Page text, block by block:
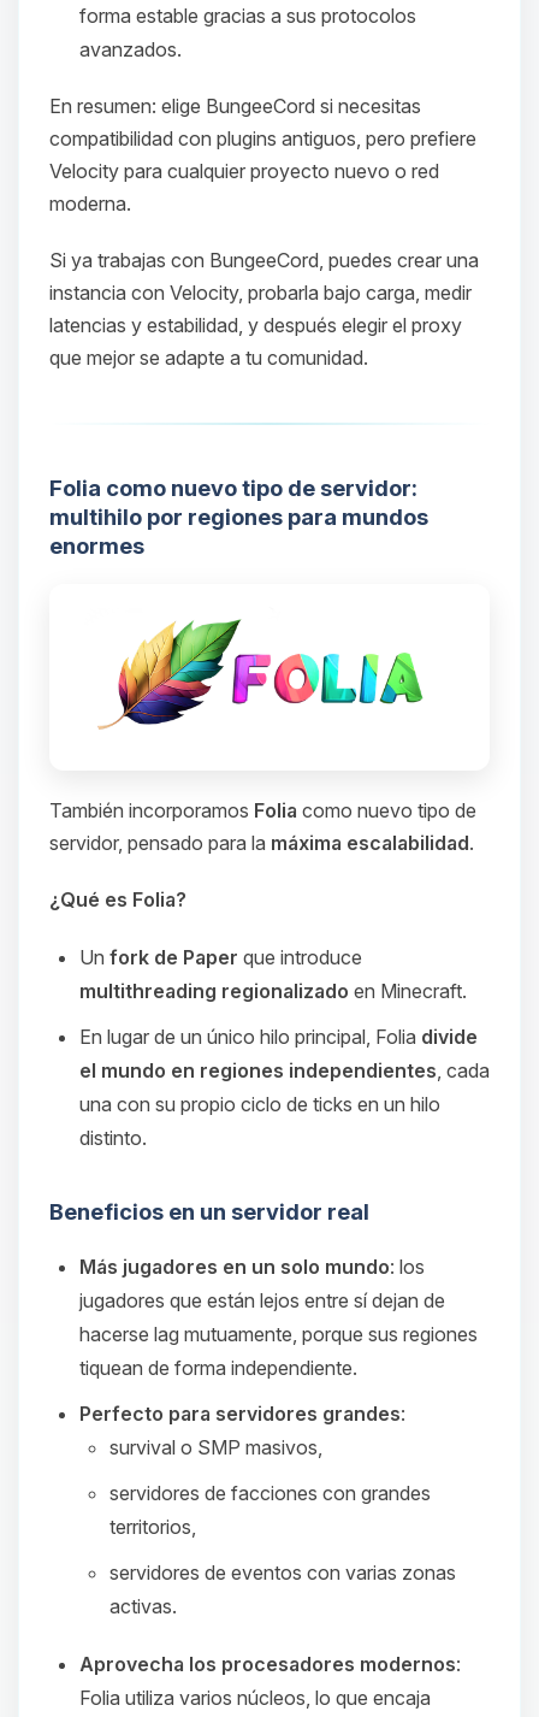
forma estable gracias a sus protocolos
avanzados.
En resumen: elige BungeeCord si necesitas
compatibilidad con plugins antiguos, pero prefiere
Velocity para cualquier proyecto nuevo o red
moderna.
Si ya trabajas con BungeeCord, puedes crear una
instancia con Velocity, probarla bajo carga, medir
latencias y estabilidad, y después elegir el proxy
que mejor se adapte a tu comunidad.
Folia como nuevo tipo de servidor:
multihilo por regiones para mundos
enormes
También incorporamos Folia como nuevo tipo de
servidor, pensado para la máxima escalabilidad.
¿Qué es Folia?
Un fork de Paper que introduce
multithreading regionalizado en Minecraft.
En lugar de un único hilo principal, Folia divide
el mundo en regiones independientes , cada
una con su propio ciclo de ticks en un hilo
distinto.
Beneficios en un servidor real
Más jugadores en un solo mundo: los
jugadores que están lejos entre sí dejan de
hacerse lag mutuamente, porque sus regiones
tiquean de forma independiente.
Perfecto para servidores grandes:
survival o SMP masivos,
servidores de facciones con grandes
territorios,
servidores de eventos con varias zonas
activas.
Aprovecha los procesadores modernos:
Folia utiliza varios núcleos, lo que encaja
hablar! Soy Choupy, tu pequeno
asistente de BoxToPlay. Cuentame
que necesitas y moveré mis
07/08/2026 05:49